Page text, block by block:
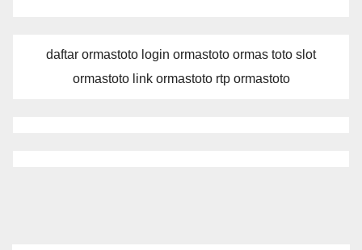
daftar ormastoto login ormastoto ormas toto slot
ormastoto link ormastoto rtp ormastoto